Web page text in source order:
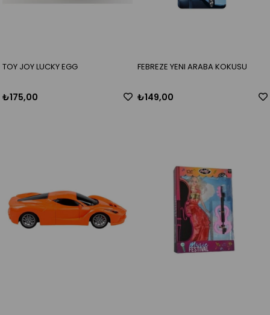
TOY JOY LUCKY EGG
₺175,00
FEBREZE YENI ARABA KOKUSU
₺149,00